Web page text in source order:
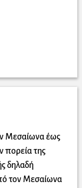
Μεσαίωνα έως
πορεία της
δηλαδή
τον Μεσαίωνα